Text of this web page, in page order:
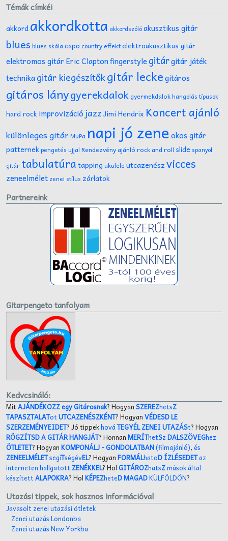
Témák címkéi
akkordakkordkotta akkordszólóakusztikus gitár
blues blues skálacapo country effektelektroakusztikus gitár
elektromos gitár Eric Claptonfingerstyle gitárgitár játék
technikagitár kiegészítőkgitár leckegitáros
gitáros lánygyerekdalokgyermekdalokhangolás típusok
hard rock improvizáció jazzJimi Hendrix Koncert ajánló
különleges gitár MuPa napi jó zene okos gitár
patternekpengetés ujjal Rendezvény ajánló rock and roll slide spanyol
gitár tabulatúratapping ukulele utcazenészvicces
zeneelmélet zenei stílus zárlatok
Partnereink
Gitarpengeto tanfolyam
Kedvcsináló:
MitAJÁNDÉKOZZ egy Gitárosnak? HogyanSZEREZhetsZ
TAPASZTALATotUTCAZENÉSZKÉNT? HogyanVÉDESD LE
SZERZEMÉNYEIDET? Jó tippekhováTEGYÉL ZENEI UTAZÁSt? Hogyan
RÖGZÍTSD A GITÁR HANGJÁT? HonnanMERÍThetSzDALSZÖVEGhez
ÖTLETET? HogyanKOMPONÁLJ- GONDOLATBAN(filmajánló),és
ZENEELMÉLETsegíTségévEL? HogyanFORMÁLhatoD ÍZLÉSEDETaz
interneten hallgatott ZENÉKKEL? HolGITÁROZhatsZmások által
készítettALAPOKRA? HolKÉPEZheteD MAGADKÜLFÖLDÖN?
Utazási tippek, sok hasznos információval
Javasolt zenei utazási ötletek
Zenei utazás Londonba
Zenei utazás New Yorkba